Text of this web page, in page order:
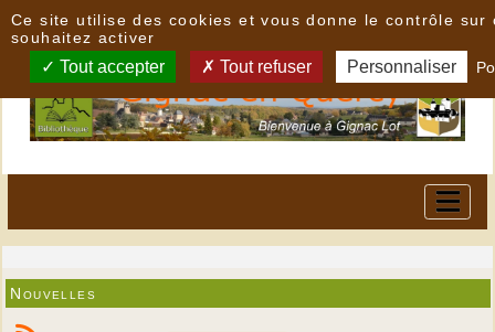
Nouvelles
Ce site utilise des cookies et vous donne le contrôle sur
souhaitez activer
Tout accepter Tout refuser Personnaliser